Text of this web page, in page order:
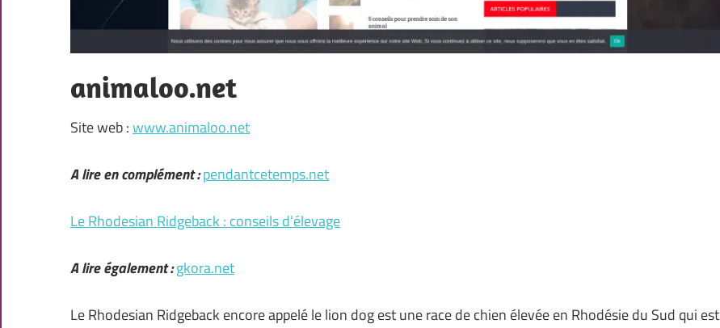
animaloo.net
Site web :www.animaloo.net
A lire en complément :pendantcetemps.net
Le Rhodesian Ridgeback : conseils d’élevage
A lire également :gkora.net
Le Rhodesian Ridgeback encore appelé le lion dog est une race de chien élevée en Rhodésie du Sud qui est